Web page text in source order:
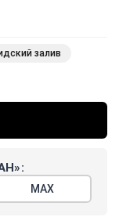
залив
МАХ